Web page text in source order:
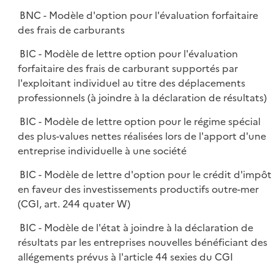
BNC - Modèle d'option pour l'évaluation forfaitaire
des frais de carburants
BIC - Modèle de lettre option pour l'évaluation
forfaitaire des frais de carburant supportés par
l'exploitant individuel au titre des déplacements
professionnels (à joindre à la déclaration de résultats)
BIC - Modèle de lettre option pour le régime spécial
des plus-values nettes réalisées lors de l'apport d'une
entreprise individuelle à une société
BIC - Modèle de lettre d'option pour le crédit d'impôt
en faveur des investissements productifs outre-mer
(CGI, art. 244 quater W)
BIC - Modèle de l'état à joindre à la déclaration de
résultats par les entreprises nouvelles bénéficiant des
allégements prévus à l'article 44 sexies du CGI